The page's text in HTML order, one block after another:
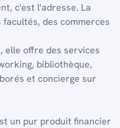
c'est l'adresse. La
des commerces
elle offre des services
bibliothèque,
et concierge sur
un pur produit financier